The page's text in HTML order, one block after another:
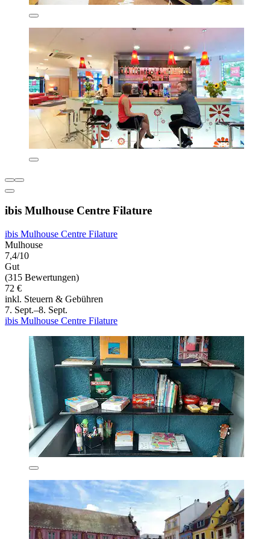
ibis Mulhouse Centre Filature
ibis Mulhouse Centre Filature
Mulhouse
7,4/10
Gut
(315 Bewertungen)
72 €
inkl. Steuern & Gebühren
7. Sept.–8. Sept.
ibis Mulhouse Centre Filature